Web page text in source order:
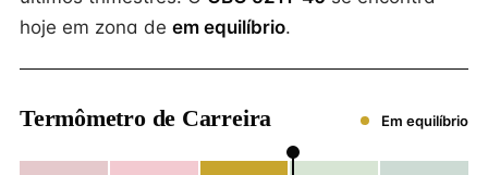
hoje em zona de em equilíbrio.
Termômetro de Carreira Em equilíbrio